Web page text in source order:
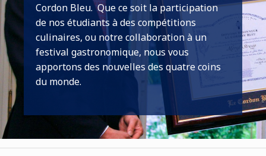
Cordon Bleu. Que ce soit la participation
de nos étudiants à des compétitions
culinaires, ou notre collaboration à un
festival gastronomique, nous vous
apportons des nouvelles des quatre coins
du monde.